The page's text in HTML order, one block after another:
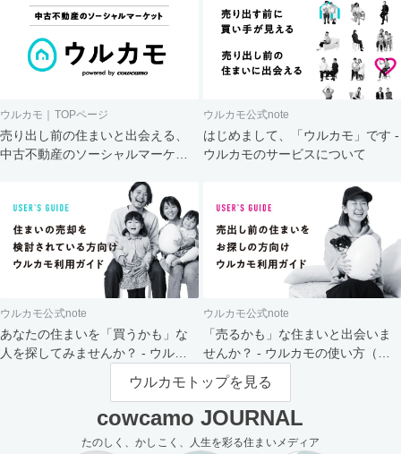
ウルカモ｜TOPページ
売り出し前の住まいと出会える、
中古不動産のソーシャルマーケッ
ウルカモ公式note
はじめまして、「ウルカモ」です -
ウルカモのサービスについて
ウルカモ公式note
あなたの住まいを「買うかも」な
人を探してみませんか？ - ウルカ
ウルカモ公式note
「売るかも」な住まいと出会いま
せんか？ - ウルカモの使い方（買
主さま向け）
ウルカモトップを見る
cowcamo JOURNAL
たのしく、かしこく、人生を彩る住まいメディア